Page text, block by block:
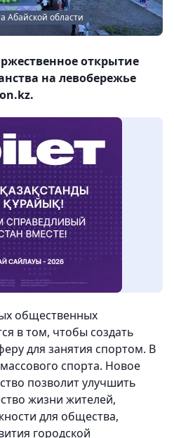
Абайской области
открытие
на левобережье
общественных
в том, чтобы создать
для занятия спортом. В
спорта. Новое
позволит улучшить
жизни жителей,
для общества,
городской